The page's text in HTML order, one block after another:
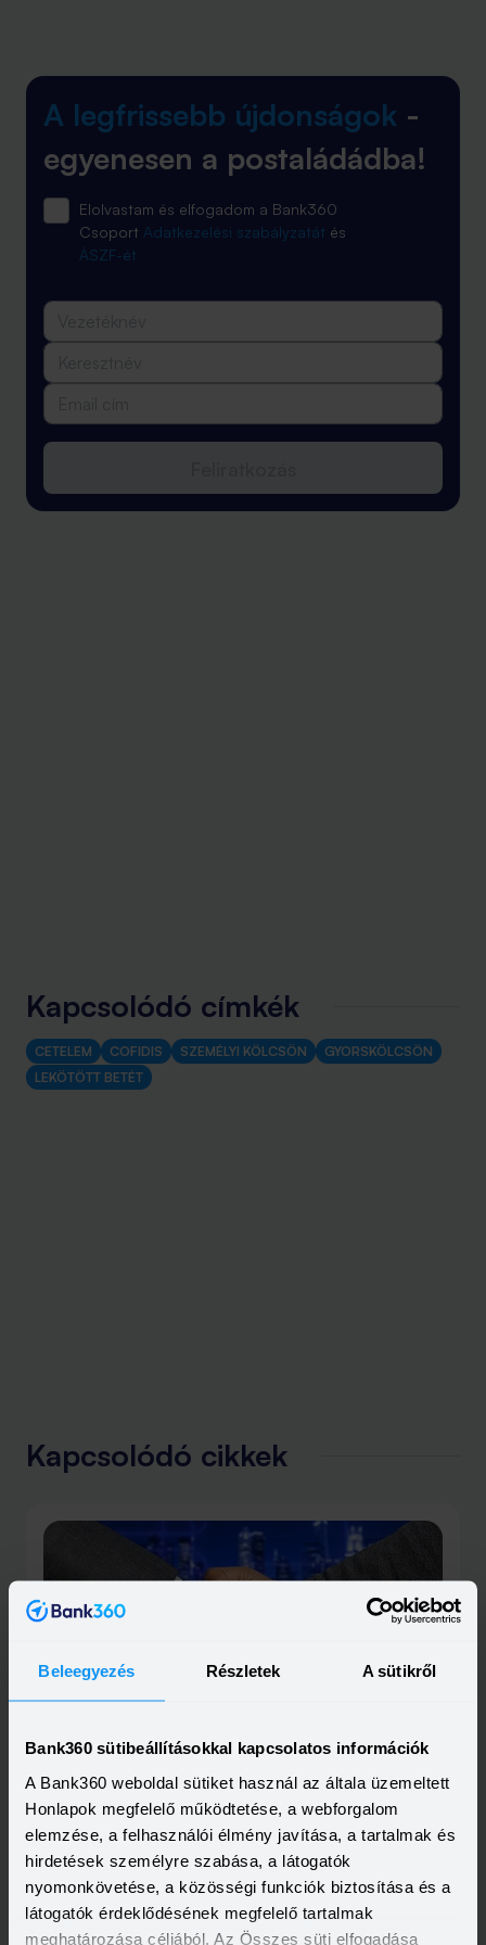
Beleegyezés Részletek A sütikről
Bank360 sütibeállításokkal kapcsolatos információk
A Bank360 weboldal sütiket használ az általa üzemeltett
Honlapok megfelelő működtetése, a webforgalom
elemzése, a felhasználói élmény javítása, a tartalmak és
hirdetések személyre szabása, a látogatók
nyomonkövetése, a közösségi funkciók biztosítása és a
látogatók érdeklődésének megfelelő tartalmak
meghatározása céljából. Az Összes süti elfogadása
A legfrissebb újdonságok -
egyenesen a postaládádba!
Elolvastam és elfogadom a Bank360
Csoport Adatkezelési szabályzatát és
ÁSZF-ét
Kapcsolódó címkék
CETELEM COFIDIS SZEMÉLYI KÖLCSÖN
GYORSKÖLCSÖN
LEKÖTÖTT BETÉT
Kapcsolódó cikkek
Bankot
Folytatódik a fúziós hullám a magyar hitelpiacon: Cofidis
megvásárolja az itteni Cetelem Bankot. A két francia cég
üzlete különösen az áruvásárlási hitelekben jelent majd
nagy koncentrációt, de a fogyasztási kölcsönök teljes
piacán is jelentősebb szereplő jön létre az akvizícióval.